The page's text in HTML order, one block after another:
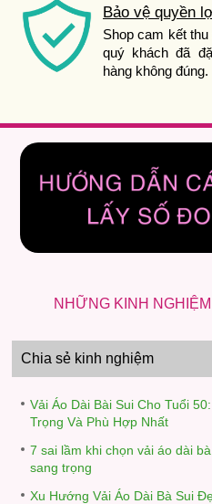
Bảo vệ quyền
Shop cam kết
quý khách đã
hàng không đúng.
NHỮNG KINH
Chia sẻ kinh nghiệm
Vải Áo Dài Bài Sui Cho Tuổi
Trọng Và Phù Hợp Nhất
7 sai lầm khi chọn vải áo dài
sang trọng
Xu Hướng Vải Áo Dài Bà Sui